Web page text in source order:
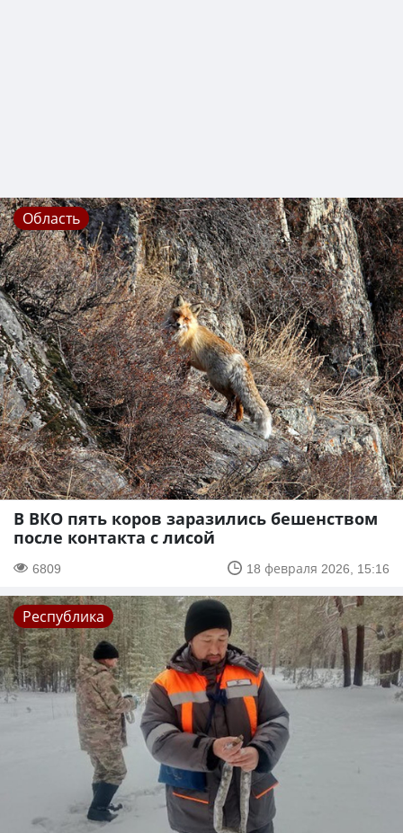
Область
В ВКО пять коров заразились бешенством
после контакта с лисой
6809 18 февраля 2026, 15:16
Республика